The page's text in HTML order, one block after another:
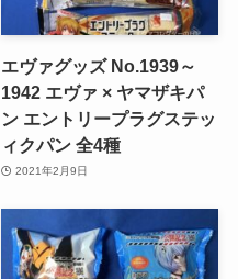
エヴァグッズ No.1939～
1942 エヴァ × ヤマザキパ
ン エントリープラグステッ
ィクパン 全4種
2021年2月9日